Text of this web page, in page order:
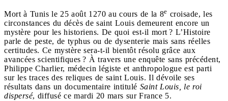
Mort à Tunis le 25 août 1270 au cours de la 8e croisade, les
circonstances du décès de saint Louis demeurent encore un
mystère pour les historiens. De quoi est-il mort ? L’Histoire
parle de peste, de typhus ou de dysenterie mais sans réelles
certitudes. Ce mystère sera-t-il bientôt résolu grâce aux
avancées scientifiques ? À travers une enquête sans précédent,
Philippe Charlier, médecin légiste et anthropologue est parti
sur les traces des reliques de saint Louis. Il dévoile ses
résultats dans un documentaire intitulé Saint Louis, le roi
dispersé, diffusé ce mardi 20 mars sur France 5.